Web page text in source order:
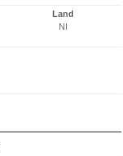
Land
NI